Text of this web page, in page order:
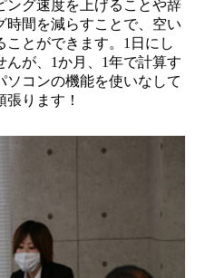
ング速度を上げることや辞
時間を減らすことで、空い
とができます。1日にし
が、1か月、1年で計算す
ソコンの機能を使いなして
ります！